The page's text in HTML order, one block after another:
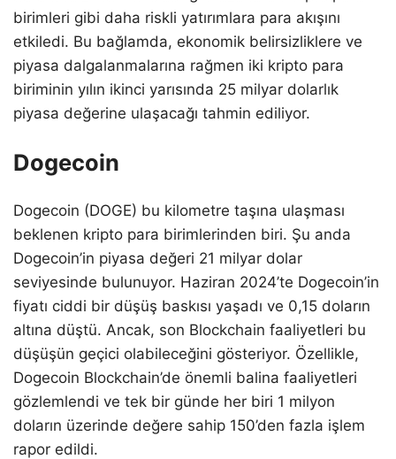
birimleri gibi daha riskli yatırımlara para akışını
etkiledi. Bu bağlamda, ekonomik belirsizliklere ve
piyasa dalgalanmalarına rağmen iki kripto para
biriminin yılın ikinci yarısında 25 milyar dolarlık
piyasa değerine ulaşacağı tahmin ediliyor.
Dogecoin
Dogecoin (DOGE) bu kilometre taşına ulaşması
beklenen kripto para birimlerinden biri. Şu anda
Dogecoin’in piyasa değeri 21 milyar dolar
seviyesinde bulunuyor. Haziran 2024’te Dogecoin’in
fiyatı ciddi bir düşüş baskısı yaşadı ve 0,15 doların
altına düştü. Ancak, son Blockchain faaliyetleri bu
düşüşün geçici olabileceğini gösteriyor. Özellikle,
Dogecoin Blockchain’de önemli balina faaliyetleri
gözlemlendi ve tek bir günde her biri 1 milyon
doların üzerinde değere sahip 150’den fazla işlem
rapor edildi.